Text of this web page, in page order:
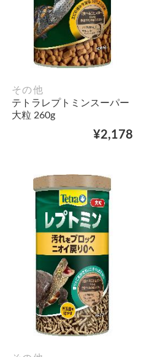
その他
テトラレプトミンスーパー
大粒 260g
¥2,178